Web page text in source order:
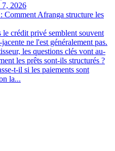
2026
Afranga structure les
le crédit privé semblent souvent
ne l'est généralement pas.
les questions clés vont au-
les prêts sont-ils structurés ?
t-il si les paiements sont
la...